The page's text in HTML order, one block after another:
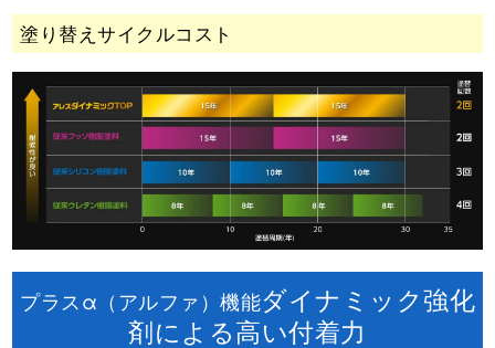
塗り替えサイクルコスト
プラスα（アルファ）機能ダイナミック強化
剤による高い付着力